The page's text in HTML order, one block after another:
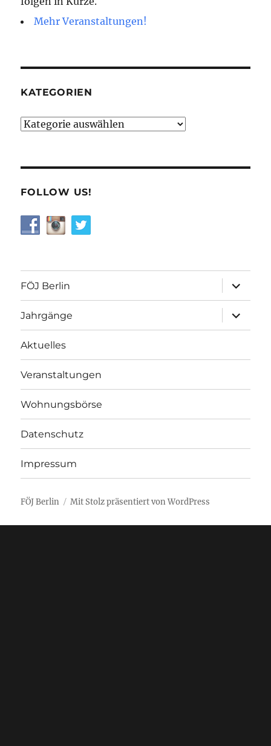
Mehr Veranstaltungen!
KATEGORIEN
Kategorien
FOLLOW US!
FÖJ Berlin
öffnen
Jahrgänge
öffnen
Aktuelles
Veranstaltungen
Wohnungsbörse
Datenschutz
Impressum
FÖJ Berlin Mit Stolz präsentiert von WordPress